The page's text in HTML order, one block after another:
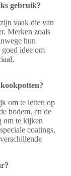
gebruik?
vaak die van
Merken zoals
hun
idee om
om te letten op
bodem, en de
om te kijken
coatings,